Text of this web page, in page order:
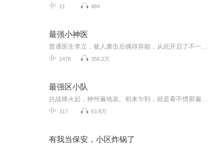
11 484
最强小神医
1476 356.2万
最强区小队
317 63.9万
有我当保安，小区炸锅了